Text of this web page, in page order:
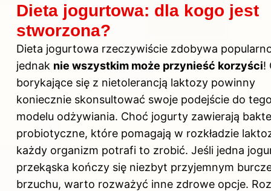
Dieta jogurtowa: dla kogo jest
stworzona?
Dieta jogurtowa rzeczywiście zdobywa
jednak nie wszystkim może przynieść korzyści!
borykające się z nietolerancją laktozy powinny
koniecznie skonsultować swoje podejście do
modelu odżywiania. Choć jogurty zawierają
probiotyczne, które pomagają w rozkładzie
każdy organizm potrafi to zrobić. Jeśli jedna
przekąska kończy się niezbyt przyjemnym
brzuchu, warto rozważyć inne zdrowe opcje.